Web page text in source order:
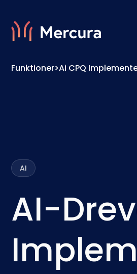
Funktioner>Ai CPQ
AI
AI-